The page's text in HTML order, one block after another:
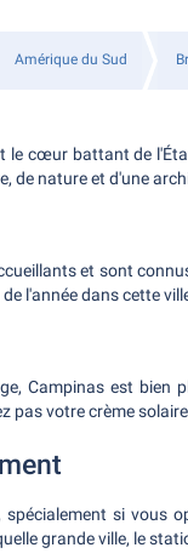
Amérique du Sud
le cœur battant de
de nature et d'une
et sont
l'année dans cette
Campinas est
pas votre crème
spécialement si vous
grande ville, le